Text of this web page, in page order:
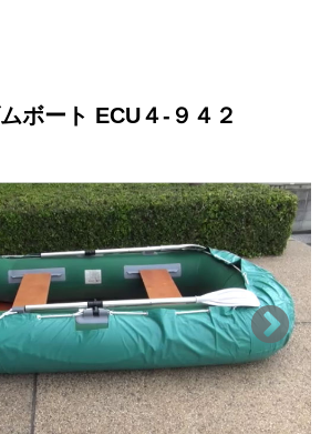
ボート ECU４-９４２